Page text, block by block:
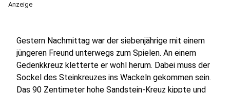
Anzeige
Gestern Nachmittag war der siebenjährige mit einem
jüngeren Freund unterwegs zum Spielen. An einem
Gedenkkreuz kletterte er wohl herum. Dabei muss der
Sockel des Steinkreuzes ins Wackeln gekommen sein.
Das 90 Zentimeter hohe Sandstein-Kreuz kippte und